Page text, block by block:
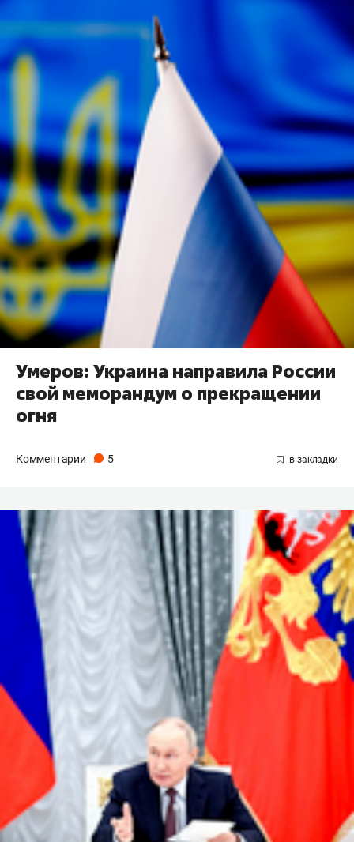
Умеров: Украина направила России
свой меморандум о прекращении
огня
Комментарии 5